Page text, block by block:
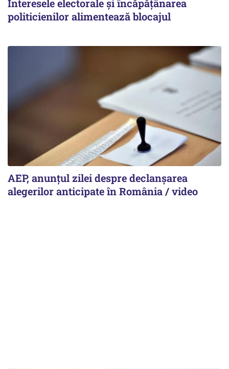
Interesele electorale și încăpățânarea
politicienilor alimentează blocajul
AEP, anunțul zilei despre declanșarea
alegerilor anticipate în România / video